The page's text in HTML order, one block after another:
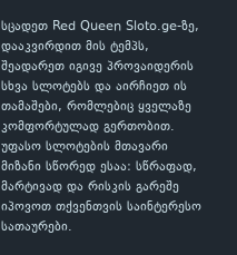
სცადეთ Red Queen Sloto.ge-ზე,
დააკვირდით მის ტემპს,
შეადარეთ იგივე პროვაიდერის
სხვა სლოტებს და აირჩიეთ ის
თამაშები, რომლებიც ყველაზე
კომფორტულად გერთობით.
უფასო სლოტების მთავარი
მიზანი სწორედ ესაა: სწრაფად,
მარტივად და რისკის გარეშე
იპოვოთ თქვენთვის საინტერესო
სათაურები.